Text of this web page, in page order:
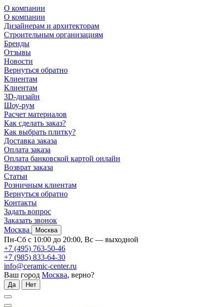
О компании
О компании
Дизайнерам и архитекторам
Строительным организациям
Бренды
Отзывы
Новости
Вернуться обратно
Клиентам
Клиентам
3D-дизайн
Шоу-рум
Расчет материалов
Как сделать заказ?
Как выбрать плитку?
Доставка заказа
Оплата заказа
Оплата банковской картой онлайн
Возврат заказа
Статьи
Розничным клиентам
Вернуться обратно
Контакты
Задать вопрос
Заказать звонок
Москва
Москва
Пн-Сб с 10:00 до 20:00, Вс — выходной
+7 (495) 763-50-46
+7 (985) 833-64-30
info@ceramic-center.ru
Ваш город Москва, верно?
Да Нет